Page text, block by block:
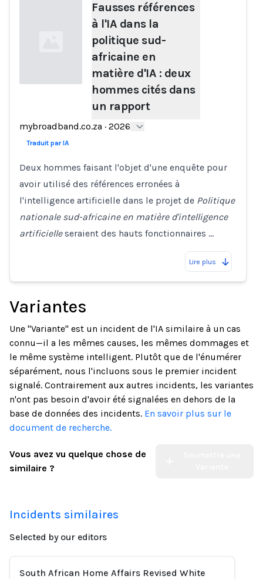
Fausses références
à l'IA dans la
politique sud-
africaine en
matière d'IA : deux
hommes cités dans
un rapport
mybroadband.co.za · 2026
Traduit par IA
Deux hommes faisant l'objet d'une enquête pour
avoir utilisé des références erronées à
l'intelligence artificielle dans le projet de Politique
nationale sud-africaine en matière d'intelligence
artificielleseraient des hauts fonctionnaires …
Lire plus
Variantes
Une "Variante" est un incident de l'IA similaire à un cas
connu—il a les mêmes causes, les mêmes dommages et
le même système intelligent. Plutôt que de l'énumérer
séparément, nous l'incluons sous le premier incident
signalé. Contrairement aux autres incidents, les variantes
n'ont pas besoin d'avoir été signalées en dehors de la
base de données des incidents. En savoir plus sur le
document de recherche.
Vous avez vu quelque chose de
similaire ?
Incidents similaires
Selected by our editors
South African Home Affairs Revised White